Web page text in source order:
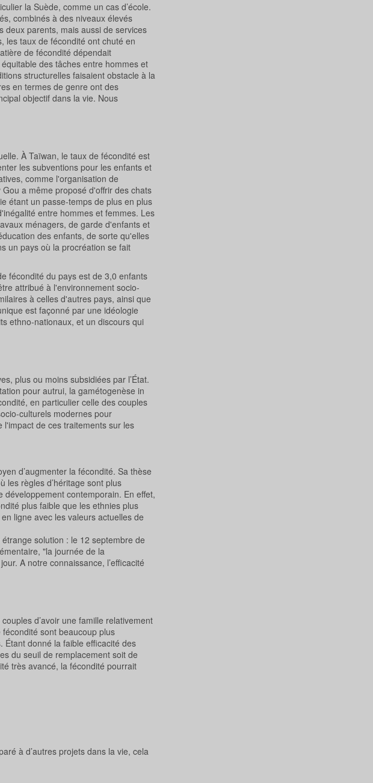
la Suède, comme un cas d’école.
combinés à des niveaux élevés
deux parents, mais aussi de services
les taux de fécondité ont chuté en
de fécondité dépendait
des tâches entre hommes et
structurelles faisaient obstacle à la
en termes de genre ont des
objectif dans la vie. Nous
À Taïwan, le taux de fécondité est
les subventions pour les enfants et
comme l'organisation de
a même proposé d'offrir des chats
étant un passe-temps de plus en plus
entre hommes et femmes. Les
ménagers, de garde d'enfants et
des enfants, de sorte qu'elles
un pays où la procréation se fait
fécondité du pays est de 3,0 enfants
attribué à l'environnement socio-
à celles d'autres pays, ainsi que
est façonné par une idéologie
ethno-nationaux, et un discours qui
plus ou moins subsidiées par l’État.
pour autrui, la gamétogenèse in
en particulier celle des couples
culturels modernes pour
de ces traitements sur les
d’augmenter la fécondité. Sa thèse
les règles d’héritage sont plus
contemporain. En effet,
plus faible que les ethnies plus
ligne avec les valeurs actuelles de
solution : le 12 septembre de
"la journée de la
A notre connaissance, l’efficacité
d’avoir une famille relativement
sont beaucoup plus
donné la faible efficacité des
du seuil de remplacement soit de
très avancé, la fécondité pourrait
à d’autres projets dans la vie, cela